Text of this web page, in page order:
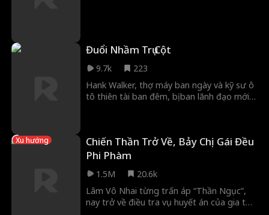
Đuổi Nhầm Trụ Cột
9.7k
223
Hank Walker, thợ máy ban ngày và kỹ sư ô
tô thiên tài ban đêm, bị ban lãnh đạo mới
đời mình? Hay sự cản trở từ kẻ thù cũ lẫn
mới sẽ khiến anh mất trắng?
Xu hướng
Chiến Thần Trở Về, Bảy Chị Gái Đều
Phi Phàm
1.5M
20.6k
Lâm Vô Nhai từng trấn áp “Thần Ngục”,
nay trở về điều tra vụ huyết án của gia tộc.